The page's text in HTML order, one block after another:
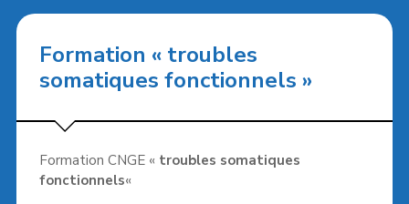
Formation « troubles
somatiques fonctionnels »
Formation CNGE « troubles somatiques
fonctionnels«